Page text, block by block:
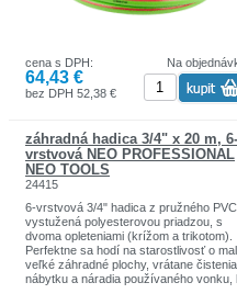
Na
cena s DPH:
64,43 €
bez DPH 52,38 €
záhradná hadica 3/4" x 20 m, 6-
vrstvová NEO PROFESSIONAL
NEO TOOLS
24415
6-vrstvová 3/4" hadica z pružného
vystužená polyesterovou priadzou, s
dvoma opleteniami (krížom a trikotom).
Perfektne sa hodí na starostlivosť o
veľké záhradné plochy, vrátane čistenia
nábytku a náradia používaného vonku,